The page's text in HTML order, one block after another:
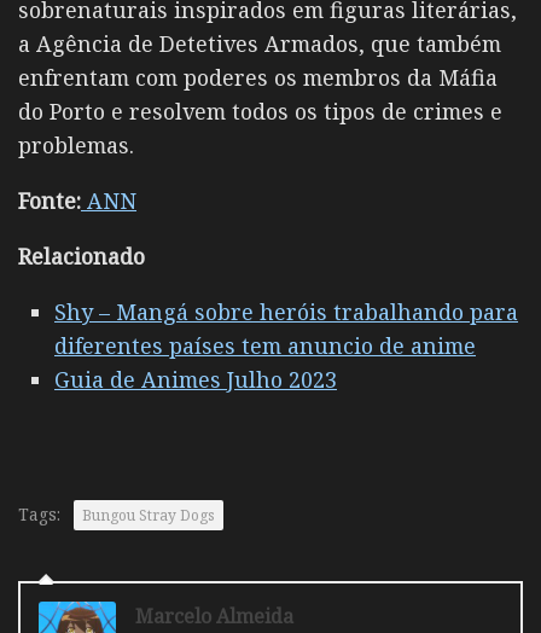
sobrenaturais inspirados em figuras literárias,
a Agência de Detetives Armados, que também
enfrentam com poderes os membros da Máfia
do Porto e resolvem todos os tipos de crimes e
problemas.
Fonte: ANN
Relacionado
Shy – Mangá sobre heróis trabalhando para
diferentes países tem anuncio de anime
Guia de Animes Julho 2023
Tags: Bungou Stray Dogs
Marcelo Almeida